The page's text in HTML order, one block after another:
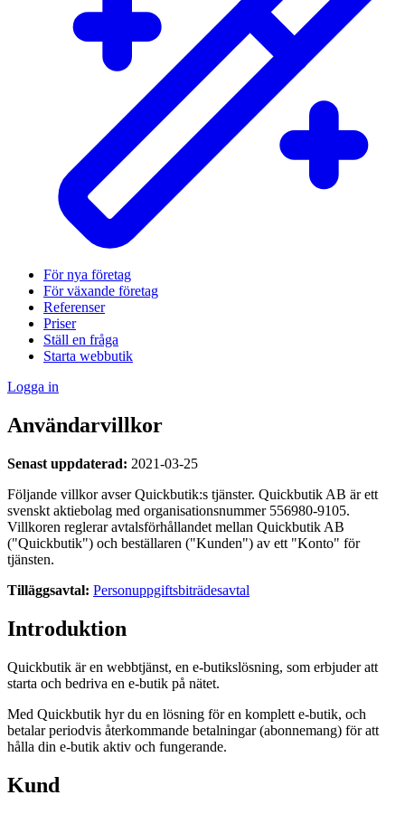
För nya företag
För växande företag
Referenser
Priser
Ställ en fråga
Starta webbutik
Logga in
Användarvillkor
Senast uppdaterad: 2021-03-25
Följande villkor avser Quickbutik:s tjänster. Quickbutik AB är ett
svenskt aktiebolag med organisationsnummer 556980-9105.
Villkoren reglerar avtalsförhållandet mellan Quickbutik AB
("Quickbutik") och beställaren ("Kunden") av ett "Konto" för
tjänsten.
Tilläggsavtal: Personuppgiftsbiträdesavtal
Introduktion
Quickbutik är en webbtjänst, en e-butikslösning, som erbjuder att
starta och bedriva en e-butik på nätet.
Med Quickbutik hyr du en lösning för en komplett e-butik, och
betalar periodvis återkommande betalningar (abonnemang) för att
hålla din e-butik aktiv och fungerande.
Kund